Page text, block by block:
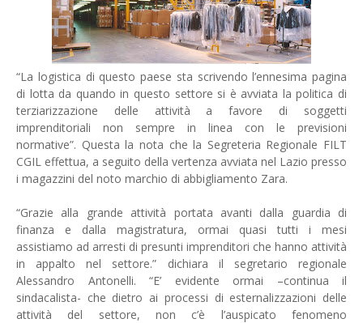
“La logistica di questo paese sta scrivendo l’ennesima pagina
di lotta da quando in questo settore si è avviata la politica di
terziarizzazione delle attività a favore di soggetti
imprenditoriali non sempre in linea con le previsioni
normative”. Questa la nota che la Segreteria Regionale FILT
CGIL effettua, a seguito della vertenza avviata nel Lazio presso
i magazzini del noto marchio di abbigliamento Zara.
“Grazie alla grande attività portata avanti dalla guardia di
finanza e dalla magistratura, ormai quasi tutti i mesi
assistiamo ad arresti di presunti imprenditori che hanno attività
in appalto nel settore.” dichiara il segretario regionale
Alessandro Antonelli. “E’ evidente ormai –continua il
sindacalista- che dietro ai processi di esternalizzazioni delle
attività del settore, non c’è l’auspicato fenomeno